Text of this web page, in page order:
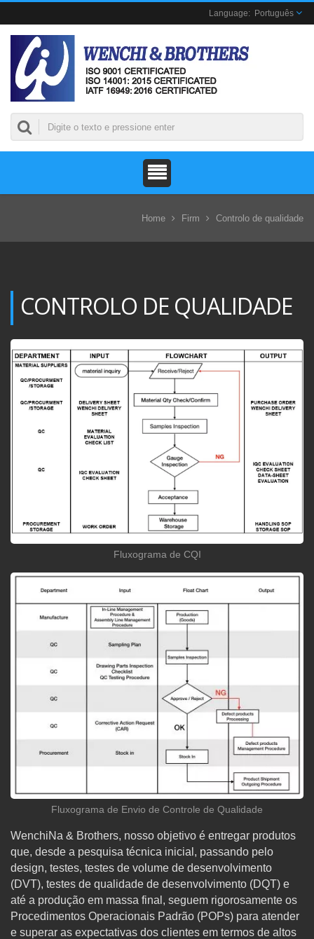
Português
Home Firm Controlo de qualidade
CONTROLO DE QUALIDADE
Fluxograma de CQI
Fluxograma de Envio de Controle de Qualidade
WenchiNa & Brothers, nosso objetivo é entregar produtos
que, desde a pesquisa técnica inicial, passando pelo
design, testes, testes de volume de desenvolvimento
(DVT), testes de qualidade de desenvolvimento (DQT) e
até a produção em massa final, seguem rigorosamente os
Procedimentos Operacionais Padrão (POPs) para atender
e superar as expectativas dos clientes em termos de altos